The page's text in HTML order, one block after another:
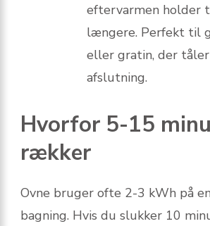
eftervarmen holder
længere. Perfekt til
eller gratin, der
afslutning.
Hvorfor 5-15
rækker
Ovne bruger ofte 2-3 kWh på
bagning. Hvis du slukker 10